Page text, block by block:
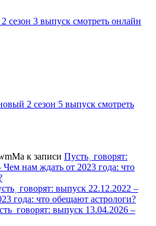
сезон 3 выпуск смотреть онлайн
2 сезон 5 выпуск смотреть
к записи Пусть˲ говорят:
нам ждать от 2023 года: что
говорят: выпуск 22.12.2022 –
года: что обещают астрологи?
выпуск 13.04.2026 –